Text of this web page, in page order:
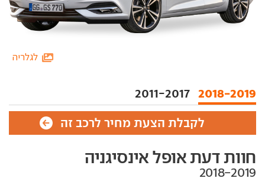
2018-2019
2011-2017
לגלריה
לקבלת הצעת מחיר לרכב זה
חוות דעת אופל אינסיגניה